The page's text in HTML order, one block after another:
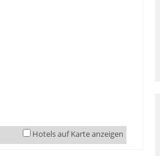
Hotels auf Karte anzeigen